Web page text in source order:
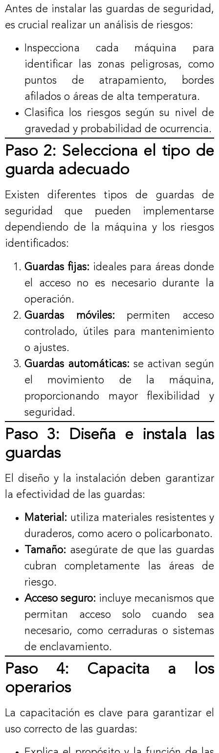
Antes de instalar las guardas de seguridad,
es crucial realizar un análisis de riesgos:
Inspecciona cada máquina para
identificar las zonas peligrosas, como
puntos de atrapamiento, bordes
afilados o áreas de alta temperatura.
Clasifica los riesgos según su nivel de
gravedad y probabilidad de ocurrencia.
Paso 2: Selecciona el tipo de
guarda adecuado
Existen diferentes tipos de guardas de
seguridad que pueden implementarse
dependiendo de la máquina y los riesgos
identificados:
Guardas fijas: ideales para áreas donde
el acceso no es necesario durante la
operación.
Guardas móviles: permiten acceso
controlado, útiles para mantenimiento
o ajustes.
Guardas automáticas: se activan según
el movimiento de la máquina,
proporcionando mayor flexibilidad y
seguridad.
Paso 3: Diseña e instala las
guardas
El diseño y la instalación deben garantizar
la efectividad de las guardas:
Material: utiliza materiales resistentes y
duraderos, como acero o policarbonato.
Tamaño: asegúrate de que las guardas
cubran completamente las áreas de
riesgo.
Acceso seguro: incluye mecanismos que
permitan acceso solo cuando sea
necesario, como cerraduras o sistemas
de enclavamiento.
Paso 4: Capacita a los
operarios
La capacitación es clave para garantizar el
uso correcto de las guardas: